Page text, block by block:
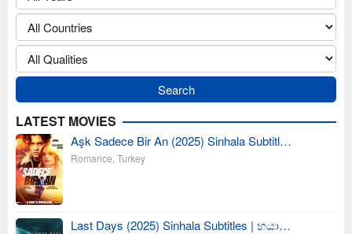
LATEST MOVIES
Aşk Sadece Bir An (2025) Sinhala Subtitl…
Romance Turkey
Last Days (2025) Sinhala Subtitles | භයා…